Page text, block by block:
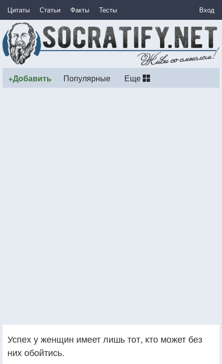
Цитаты Статьи Факты Тесты Вход
+Добавить Популярные Еще
Успех у женщин имеет лишь тот, кто может без
них обойтись.